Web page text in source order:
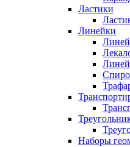
Ластики
Линейки
Наборы